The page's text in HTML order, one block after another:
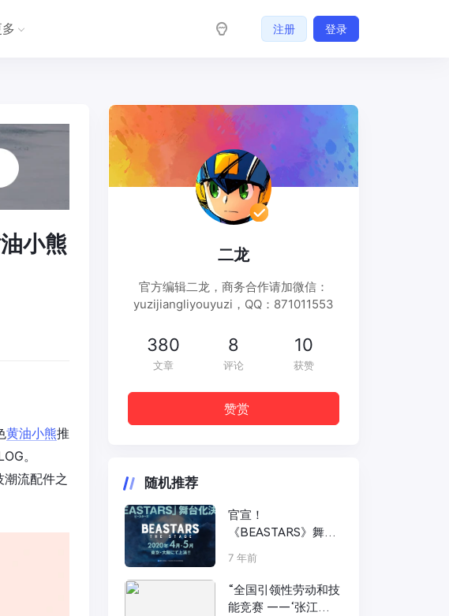
注册 登录
小熊
黄油小熊推
。
流配件之
二龙
官方编辑二龙，商务合作请加微信：
yuzijiangliyouyuzi，QQ：871011553
380
文章
8
评论
10
获赞
赞赏
随机推荐
官宣！
《BEASTARS》舞台
化决定！
7 年前
“全国引领性劳动和技
能竞赛 ——‘张江